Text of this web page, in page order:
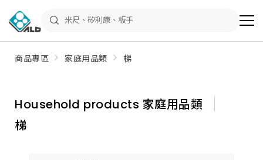
Shop
商
專
具、
商品專區 家庭用品類 梯
Household products 家庭用品類
梯